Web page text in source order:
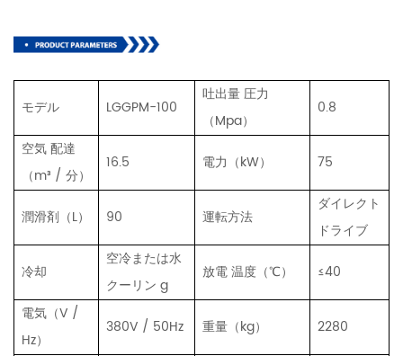
モデル LGGPM-100
吐出量 圧力
（Mpa）
0.8
空気 配達
（m³ / 分）
16.5 電力（kW） 75
潤滑剤（L） 90 運転方法
ダイレクト
ドライブ
冷却
空冷または水
クーリン g
放電 温度（℃）
≤40
電気（V /
Hz）
380V / 50Hz 重量（kg） 2280